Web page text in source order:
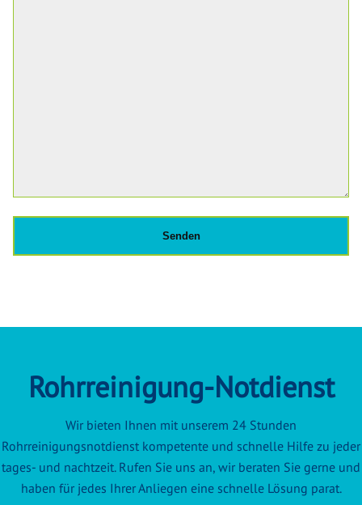
Rohrreinigung-Notdienst
Wir bieten Ihnen mit unserem 24 Stunden
Rohrreinigungsnotdienst kompetente und schnelle Hilfe zu jeder
tages- und nachtzeit. Rufen Sie uns an, wir beraten Sie gerne und
haben für jedes Ihrer Anliegen eine schnelle Lösung parat.